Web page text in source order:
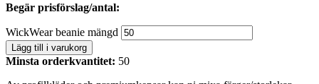
Begär prisförslag/antal:
WickWear beanie mängd
Lägg till i varukorg
Minsta orderkvantitet: 50